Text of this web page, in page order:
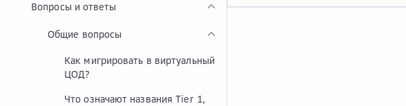
Вопросы и ответы
Общие вопросы
Как мигрировать в виртуальный
ЦОД?
Что означают названия Tier 1,